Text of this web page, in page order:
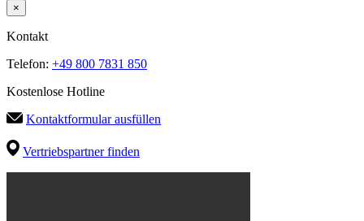
×
Kontakt
Telefon: +49 800 7831 850
Kostenlose Hotline
Kontaktformular ausfüllen
Vertriebspartner finden